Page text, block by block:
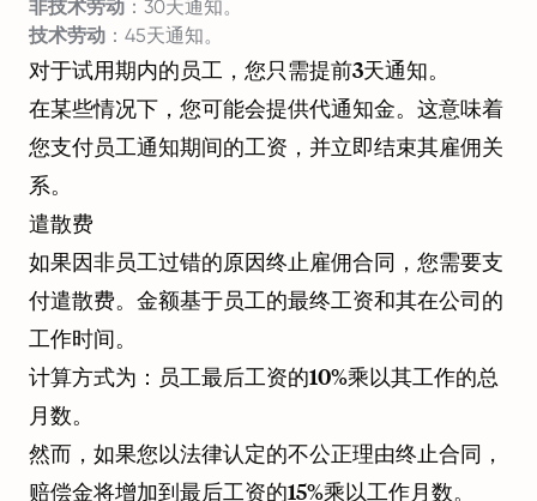
非技术劳动 ：30天通知。
技术劳动 ：45天通知。
对于试用期内的员工，您只需提前3天通知。
在某些情况下，您可能会提供代通知金。这意味着
您支付员工通知期间的工资，并立即结束其雇佣关
系。
遣散费
如果因非员工过错的原因终止雇佣合同，您需要支
付遣散费。金额基于员工的最终工资和其在公司的
工作时间。
计算方式为：员工最后工资的10%乘以其工作的总
月数。
然而，如果您以法律认定的不公正理由终止合同，
赔偿金将增加到最后工资的15%乘以工作月数。